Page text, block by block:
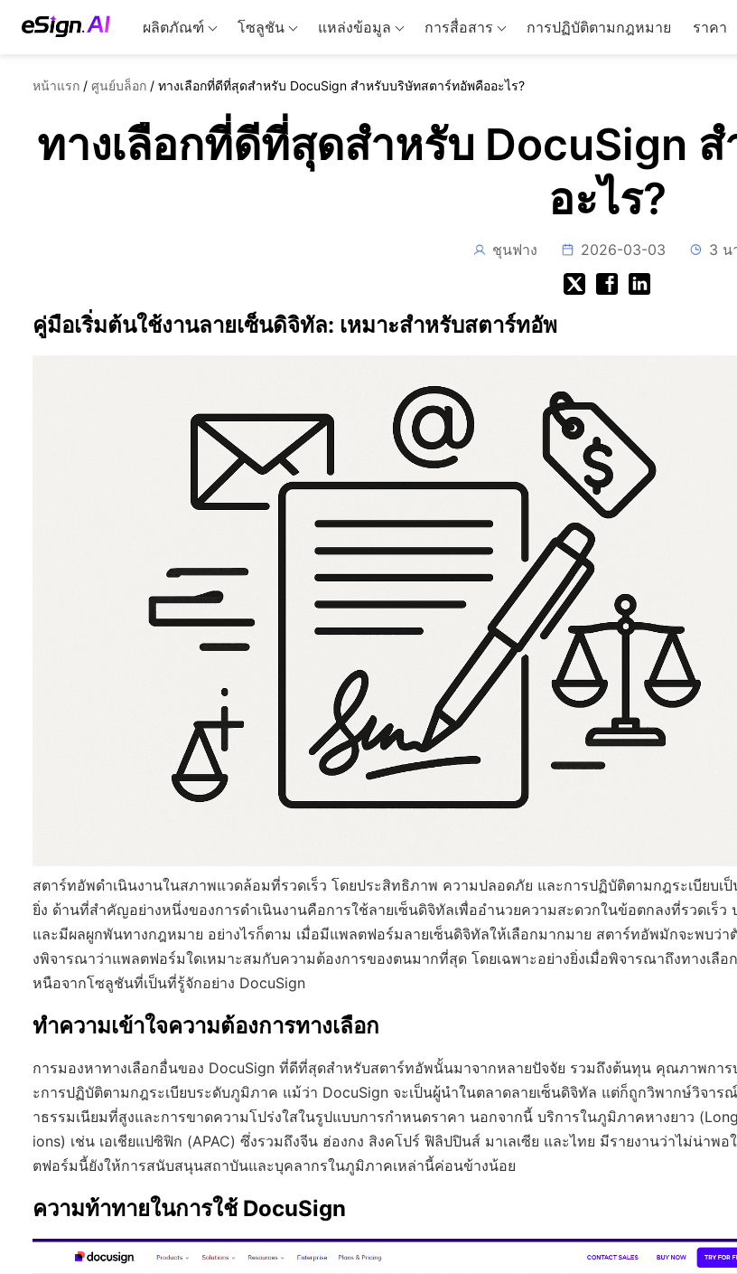
ผลิตภัณฑ์ โซลูชัน แหล่งข้อมูล การสื่อสาร การปฏิบัติตามกฎหมาย ราคา
หน้าแรก / ศูนย์บล็อก / ทางเลือกที่ดีที่สุดสำหรับ DocuSign สำหรับบริษัทสตาร์ทอัพคืออะไร?
ทางเลือกที่ดีที่สุดสำหรับ DocuSign
อะไร?
ชุนฟาง 2026-03-03 3 น
คู่มือเริ่มต้นใช้งานลายเซ็นดิจิทัล: เหมาะสำหรับสตาร์ทอัพ
สตาร์ทอัพดำเนินงานในสภาพแวดล้อมที่รวดเร็ว โดยประสิทธิภาพ ความปลอดภัย และการปฏิบัติตามกฎระเบียบเ
ยิ่ง ด้านที่สำคัญอย่างหนึ่งของการดำเนินงานคือการใช้ลายเซ็นดิจิทัลเพื่ออำนวยความสะดวกในข้อตกลงที่รวดเร็ว
และมีผลผูกพันทางกฎหมาย อย่างไรก็ตาม เมื่อมีแพลตฟอร์มลายเซ็นดิจิทัลให้เลือกมากมาย สตาร์ทอัพมักจะพบว่า
งพิจารณาว่าแพลตฟอร์มใดเหมาะสมกับความต้องการของตนมากที่สุด โดยเฉพาะอย่างยิ่งเมื่อพิจารณาถึงทางเลือ
หนือจากโซลูชันที่เป็นที่รู้จักอย่าง DocuSign
ทำความเข้าใจความต้องการทางเลือก
การมองหาทางเลือกอื่นของ DocuSign ที่ดีที่สุดสำหรับสตาร์ทอัพนั้นมาจากหลายปัจจัย รวมถึงต้นทุน คุณภาพการ
ะการปฏิบัติตามกฎระเบียบระดับภูมิภาค แม้ว่า DocuSign จะเป็นผู้นำในตลาดลายเซ็นดิจิทัล แต่ก็ถูกวิพากษ์วิจารณ์
าธรรมเนียมที่สูงและการขาดความโปร่งใสในรูปแบบการกำหนดราคา นอกจากนี้ บริการในภูมิภาคหางยาว
ions) เช่น เอเชียแปซิฟิก (APAC) ซึ่งรวมถึงจีน ฮ่องกง สิงคโปร์ ฟิลิปปินส์ มาเลเซีย และไทย มีรายงานว่าไม่น่าพอ
ตฟอร์มนี้ยังให้การสนับสนุนสถาบันและบุคลากรในภูมิภาคเหล่านี้ค่อนข้างน้อย
ความท้าทายในการใช้ DocuSign